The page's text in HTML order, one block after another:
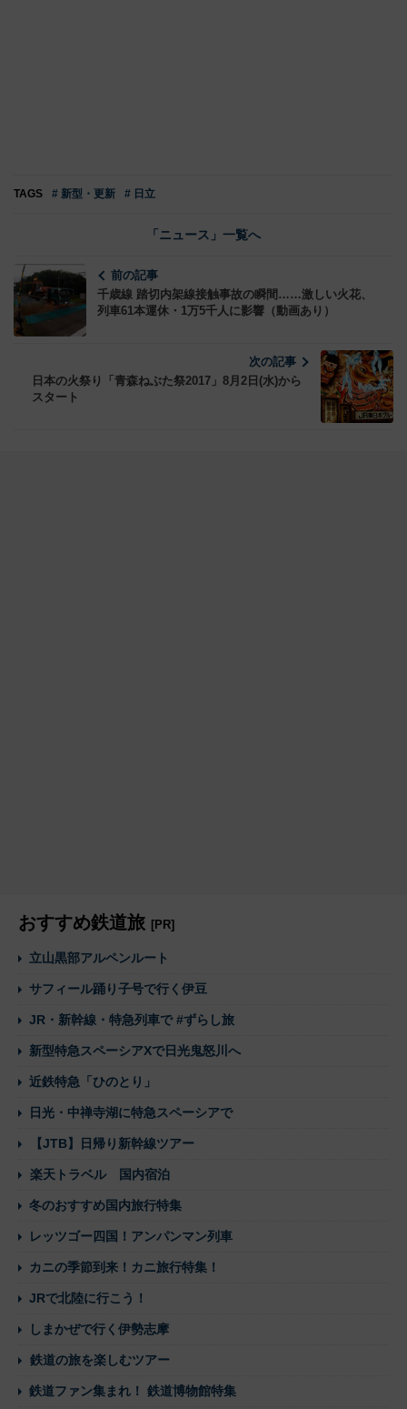
TAGS # 新型・更新 # 日立
「ニュース」一覧へ
前の記事
千歳線 踏切内架線接触事故の瞬間……激しい火花、
列車61本運休・1万5千人に影響（動画あり）
次の記事
日本の火祭り「青森ねぶた祭2017」8月2日(水)から
スタート
おすすめ鉄道旅 [PR]
立山黒部アルペンルート
サフィール踊り子号で行く伊豆
JR・新幹線・特急列車で #ずらし旅
新型特急スペーシアXで日光鬼怒川へ
近鉄特急「ひのとり」
日光・中禅寺湖に特急スペーシアで
【JTB】日帰り新幹線ツアー
楽天トラベル 国内宿泊
冬のおすすめ国内旅行特集
レッツゴー四国！アンパンマン列車
カニの季節到来！カニ旅行特集！
JRで北陸に行こう！
しまかぜで行く伊勢志摩
鉄道の旅を楽しむツアー
鉄道ファン集まれ！ 鉄道博物館特集